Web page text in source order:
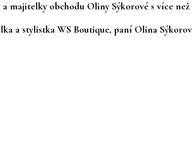
majitelky obchodu Oliny Sýkorové s více než
a stylistka WS Boutique, paní Olina